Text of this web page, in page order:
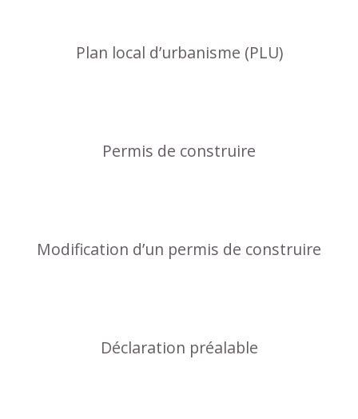
Plan local d’urbanisme (PLU)
Permis de construire
Modification d’un permis de construire
Déclaration préalable